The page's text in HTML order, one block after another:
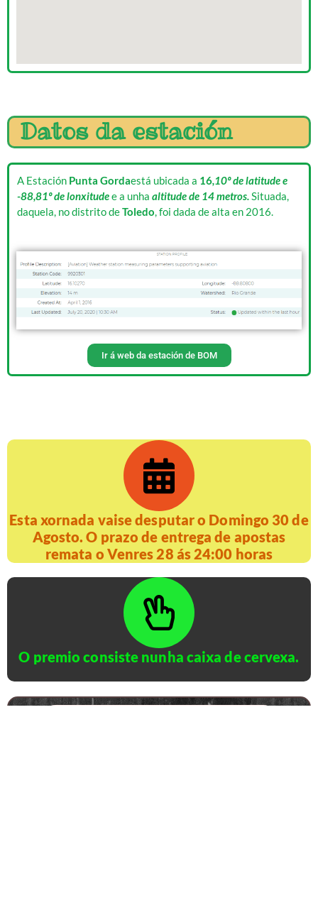
Datos da estación
A Estación Punta Gordaestá ubicada a 16,10º de latitude e
-88,81º de lonxitudee a unha altitude de 14 metros.Situada,
daquela, no distrito deToledo, foi dada de alta en 2016.
Ir á web da estación de BOM
Esta xornada vaise desputar o Domingo 30 de
Agosto. O prazo de entrega de apostas
remata o Venres 28 ás 24:00 horas
O premio consiste nunha caixa de cervexa.